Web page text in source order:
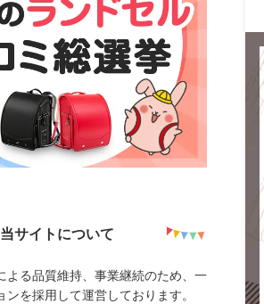
当サイトについて
よる品質維持、事業継続のため、一
ンを採用して運営しております。